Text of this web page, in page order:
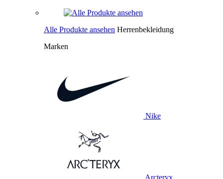
Alle Produkte ansehen Herrenbekleidung
Marken
Nike
Arcteryx